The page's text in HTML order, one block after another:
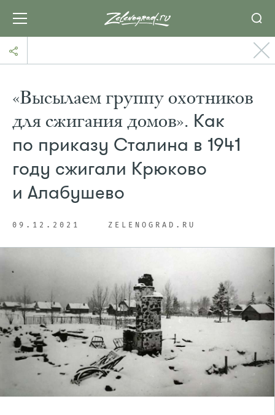
«Высылаем группу охотников
для сжигания домов». Как
по приказу Сталина в 1941
году сжигали Крюково
и Алабушево
09.12.2021 ZELENOGRAD.RU